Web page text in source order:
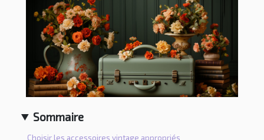
Sommaire
Choisir les accessoires vintage appropriés